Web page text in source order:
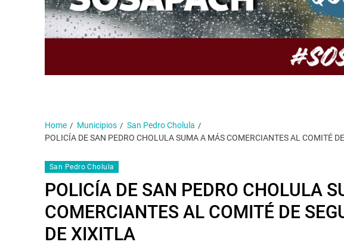
Home Municipios
San Pedro Cholula
POLICÍA DE SAN PEDRO CHOLULA SUMA A MÁS COMERCIANTES AL COMITÉ
San Pedro Cholula
POLICÍA DE SAN PEDRO CHOLULA
COMERCIANTES AL COMITÉ DE
DE XIXITLA